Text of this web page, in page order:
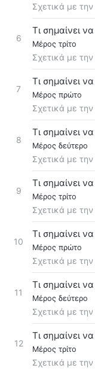
Σχετικά με
6
Τι σημαίνει
Μέρος τρίτο
Σχετικά με
7
Τι σημαίνει
Μέρος πρώτο
Σχετικά με
8
Τι σημαίνει
Μέρος δεύτερο
Σχετικά με
9
Τι σημαίνει
Μέρος τρίτο
Σχετικά με
10
Τι σημαίνει
Μέρος πρώτο
Σχετικά με
11
Τι σημαίνει
Μέρος δεύτερο
Σχετικά με
12
Τι σημαίνει
Μέρος τρίτο
Σχετικά με